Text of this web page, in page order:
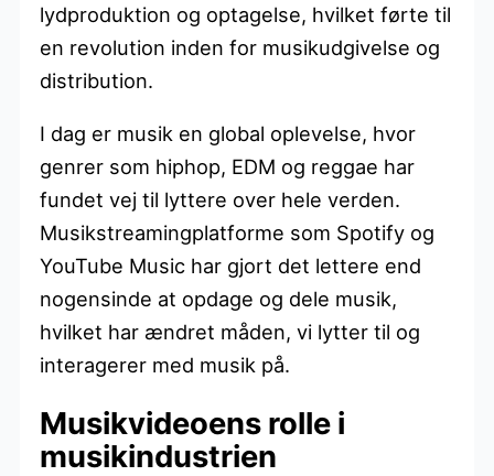
lydproduktion og optagelse, hvilket førte til
en revolution inden for musikudgivelse og
distribution.
I dag er musik en global oplevelse, hvor
genrer som hiphop, EDM og reggae har
fundet vej til lyttere over hele verden.
Musikstreamingplatforme som Spotify og
YouTube Music har gjort det lettere end
nogensinde at opdage og dele musik,
hvilket har ændret måden, vi lytter til og
interagerer med musik på.
Musikvideoens rolle i
musikindustrien